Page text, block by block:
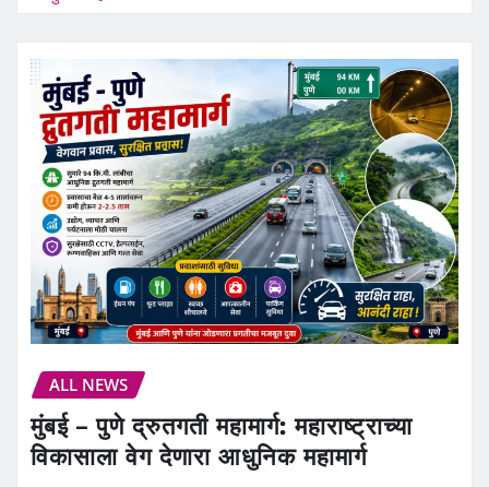
ALL NEWS
मुंबई – पुणे द्रुतगती महामार्ग: महाराष्ट्राच्या
विकासाला वेग देणारा आधुनिक महामार्ग